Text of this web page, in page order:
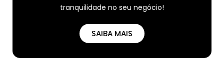
tranquilidade no seu negócio!
SAIBA MAIS